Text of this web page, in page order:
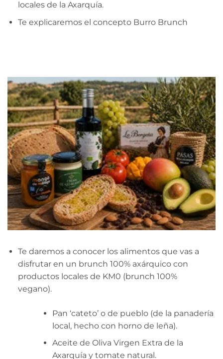
locales de la Axarquía.
Te explicaremos el concepto Burro Brunch
Te daremos a conocer los alimentos que vas a
disfrutar en un brunch 100% axárquico con
productos locales de KM0 (brunch 100%
vegano).
Pan ‘cateto’ o de pueblo (de la panadería
local, hecho con horno de leña).
Aceite de Oliva Virgen Extra de la
Axarquía y tomate natural.